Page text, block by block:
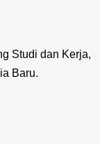
Studi dan Kerja,
Baru.